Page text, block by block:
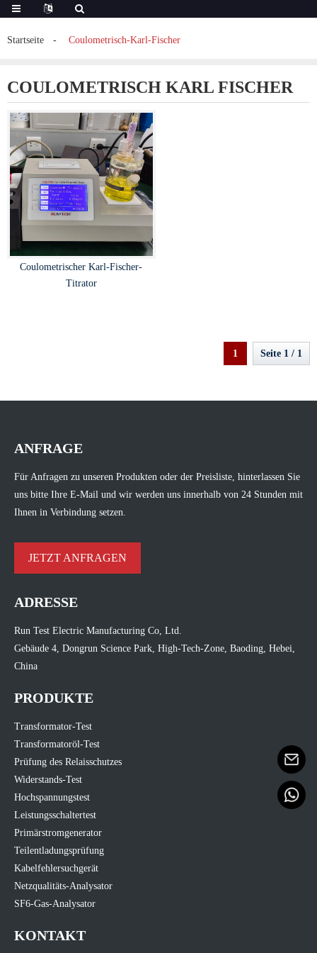
Startseite Coulometrisch-Karl-Fischer
COULOMETRISCH KARL FISCHER
Coulometrischer Karl-Fischer-
Titrator
1 Seite 1 / 1
ANFRAGE
Für Anfragen zu unseren Produkten oder der Preisliste, hinterlassen Sie
uns bitte Ihre E-Mail und wir werden uns innerhalb von 24 Stunden mit
Ihnen in Verbindung setzen.
JETZT ANFRAGEN
ADRESSE
Run Test Electric Manufacturing Co, Ltd.
Gebäude 4, Dongrun Science Park, High-Tech-Zone, Baoding, Hebei,
China
PRODUKTE
Transformator-Test
Transformatoröl-Test
Prüfung des Relaisschutzes
Widerstands-Test
Hochspannungstest
Leistungsschaltertest
Primärstromgenerator
Teilentladungsprüfung
Kabelfehlersuchgerät
Netzqualitäts-Analysator
SF6-Gas-Analysator
KONTAKT